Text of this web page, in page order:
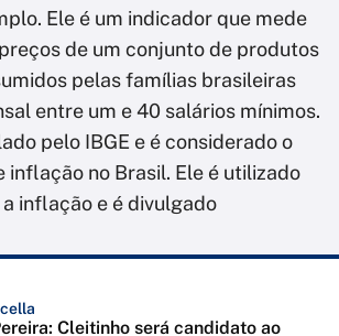
Ele é um indicador que mede
de um conjunto de produtos
pelas famílias brasileiras
entre um e 40 salários mínimos.
pelo IBGE e é considerado o
inflação no Brasil. Ele é utilizado
inflação e é divulgado
Cleitinho será candidato ao